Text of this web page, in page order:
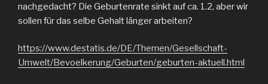
nachgedacht? Die Geburtenrate sinkt auf ca. 1.2, aber wir
sollen für das selbe Gehalt länger arbeiten?
https://www.destatis.de/DE/Themen/Gesellschaft-
Umwelt/Bevoelkerung/Geburten/geburten-aktuell.html